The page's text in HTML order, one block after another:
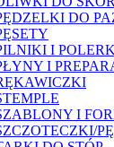
DO
I
I
I